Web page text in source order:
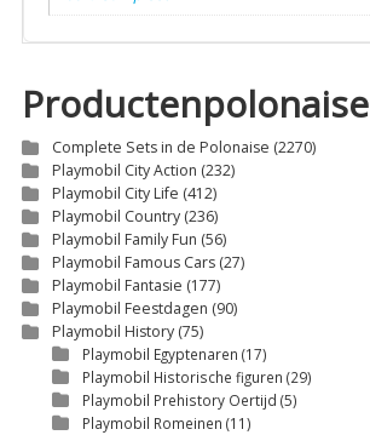
Productenpolonaise
Complete Sets in de Polonaise (2270)
Playmobil City Action (232)
Playmobil City Life (412)
Playmobil Country (236)
Playmobil Family Fun (56)
Playmobil Famous Cars (27)
Playmobil Fantasie (177)
Playmobil Feestdagen (90)
Playmobil History (75)
Playmobil Egyptenaren (17)
Playmobil Historische figuren (29)
Playmobil Prehistory Oertijd (5)
Playmobil Romeinen (11)